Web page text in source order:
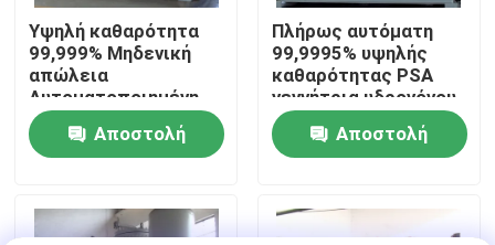
Ειδήσεις
Ζητήστε μια προσφορά
Παραγωγοί αζώτου PSA
Γεννήτρια αζώτου υψηλής αγνότητας
Υψηλή καθαρότητα
99,999% Μηδενική
απώλεια
Αυτοματοποιημένη
μονάδα καθαρισμού
αερίου υδρογόνου
Αποστολή
Πλήρως αυτόματη
99,9995% υψηλής
καθαρότητας PSA
γεννήτρια υδρογόνου
Αποστολή